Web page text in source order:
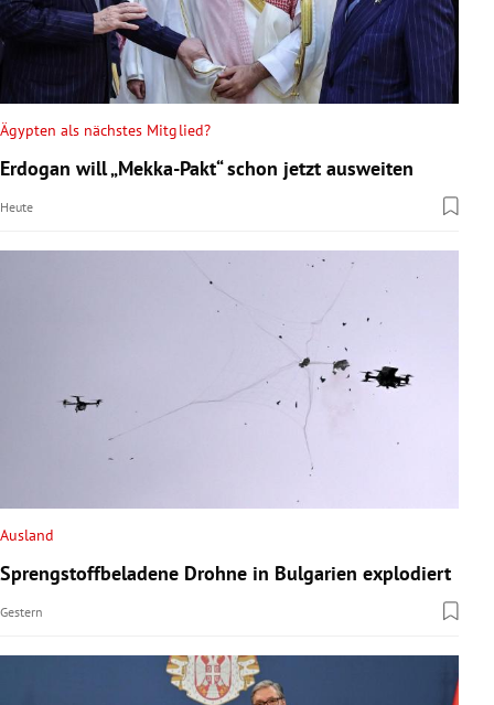
Ägypten als nächstes Mitglied?
Erdogan will „Mekka-Pakt“ schon jetzt ausweiten
Heute
Ausland
Sprengstoffbeladene Drohne in Bulgarien explodiert
Gestern